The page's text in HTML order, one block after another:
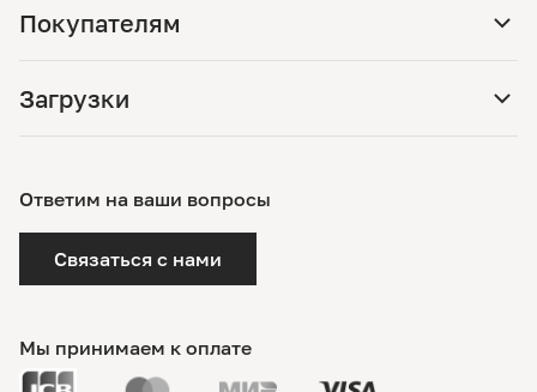
Покупателям
Загрузки
Мы принимаем к оплате
Ответим на ваши вопросы
Связаться с нами